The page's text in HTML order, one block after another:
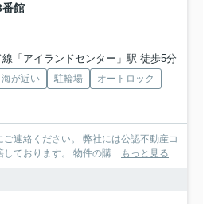
番館
「アイランドセンター」駅 徒歩5分
海が近い 駐輪場
オートロック
。 弊社には公認不動産コ
ております。 物件の購... もっと見る